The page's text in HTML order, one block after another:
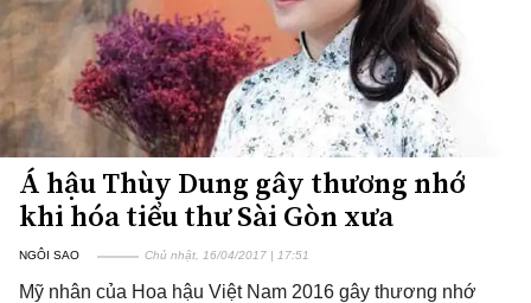
Á hậu Thùy Dung gây thương nhớ
khi hóa tiểu thư Sài Gòn xưa
NGÔI SAO Chủ nhật, 16/04/2017 | 17:51
Mỹ nhân của Hoa hậu Việt Nam 2016 gây thương nhớ